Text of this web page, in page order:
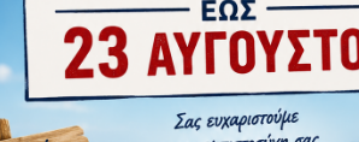
ΕΡΜΆΡΙΟ C54/O+ΓΆΝΤΖΟΙ ΠΟΡ BETA
(Β054000090)
919,77€
ΚΑΛΆΘΙ